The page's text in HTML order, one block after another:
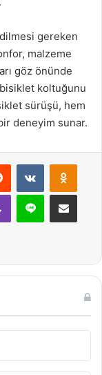
gereken
malzeme
göz önünde
koltuğunu
sürüşü, hem
deneyim sunar.
Reddit VKontakte
Viber Line E-Posta ile